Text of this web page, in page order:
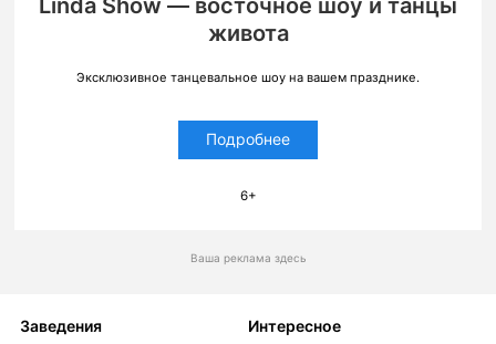
Linda Show — восточное шоу и танцы
живота
Эксклюзивное танцевальное шоу на вашем празднике.
Подробнее
6+
Ваша реклама здесь
Заведения Интересное